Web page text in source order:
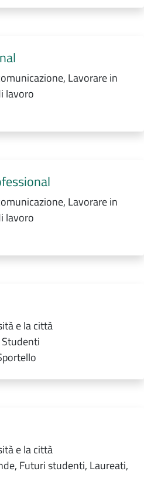
Lavorare in
lavoro
Lavorare in
lavoro
e la città
e la città
Futuri studenti, Laureati,